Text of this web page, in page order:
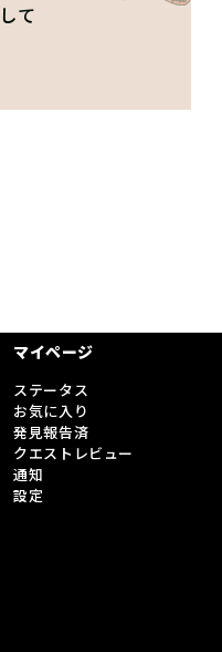
て
マイページ
ステータス
お気に入り
発見報告済
クエストレビュー
通知
設定